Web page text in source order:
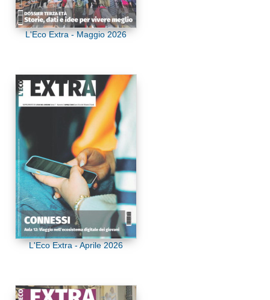
L'Eco Extra - Maggio 2026
L'Eco Extra - Aprile 2026